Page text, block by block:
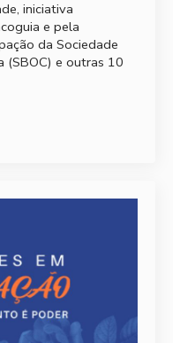
iniciativa
e pela
da Sociedade
(SBOC) e outras 10